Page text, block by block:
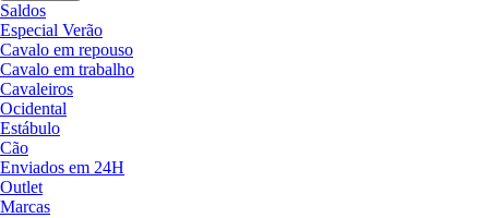
Saldos
Especial Verão
Cavalo em repouso
Cavalo em trabalho
Cavaleiros
Ocidental
Estábulo
Cão
Enviados em 24H
Outlet
Marcas